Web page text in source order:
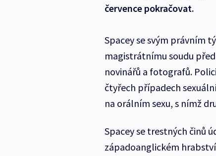
července pokračovat.
Spacey se svým právním
magistrátnímu soudu
novinářů a fotografů.
čtyřech případech
na orálním sexu, s nímž
Spacey se trestných činů
západoanglickém